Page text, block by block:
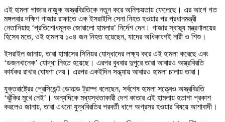
এই হামলা গাজার নাজুক অস্ত্রবিরতিকে নতুন করে অনিশ্চয়তায় ফেলেছে। এর আগে গত
মঙ্গলবার দক্ষিণ গাজার রাফাতে এক ইসরাইলি সেনা নিহত হওয়ার পর প্রধানমন্ত্রী
নেতানিয়াহু ‘প্রতিশোধমূলক জোরালো হামলার’ নির্দেশ দেন। গাজার স্বাস্থ্য মন্ত্রণালয়ের
হিসেব মতে, ওই হামলায় ১০৪ জন নিহত হয়েছেন, যাদের অধিকাংশই নারী ও শিশু।
ইসরাইল জানায়, তারা হামাসের সিনিয়র যোদ্ধাদের লক্ষ্য করে এই হামলা করেছে এবং
‘ডজনখানেক’ যোদ্ধা নিহত হয়েছে। এরপর বুধবার দুপুরে তারা আবারও অস্ত্রবিরতি
কার্যকর রাখার ঘোষণা দেয়। এরপর একইদিন সন্ধ্যায় আবারও হামলা চালায় তারা।
যুক্তরাষ্ট্রের প্রেসিডেন্ট ডোনাল্ড ট্রাম্প বলেছেন, সর্বশেষ হামলা সত্ত্বেও অস্ত্রবিরতি
‘ঝুঁকির মুখে নেই’। অন্যদিকে মধ্যস্থতাকারী দেশ কাতার এই হামলায় হতাশা প্রকাশ
করলেও জানায়, তারা এখনো যুদ্ধবিরতির পরবর্তী ধাপে অগ্রসর হওয়ার বিষয়ে আশাবাদী।